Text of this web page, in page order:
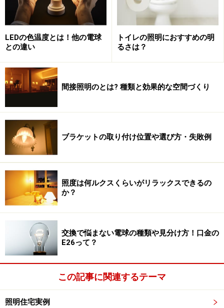
一言で「心地よい照明」といっても、生活シーンによっ
て異なります。例えば、朝の食卓と夜の食卓では、心地
よいと感じる明るさや光の色は異なるのです。「心地よ
す。特にLED照明は、明るさや色を多彩に変えられるタ
イプの製品が数多くあるので、非常に便利な存在といえ
（左）昼光色 （中央）昼光色＋電球色 （一番右）電球
色。LED照明は明るさや色を多彩に変えることができる
リビング・ダイニングでは、朝食のとき、子供が勉強す
るとき、裁縫や編み物などの作業をするときはさわやか
ですっきりとした昼白色や昼光色など、白っぽい色の光
にして明るめに。夫婦二人でディナーや落ち着いてくつ
ろぎたいときは、明るさを抑え電球色といわれる赤みを
帯びた色がよいでしょう。
LEDの色温度とは！他の電球
との違い
トイレの照明におすすめの明
るさは？
間接照明のとは? 種類と効果的な空間づくり
ブラケットの取り付け位置や選び方・失敗例
照度は何ルクスくらいがリラックスできるの
か？
交換で悩まない電球の種類や見分け方！口金の
E26って？
この記事に関連するテーマ
照明住宅実例